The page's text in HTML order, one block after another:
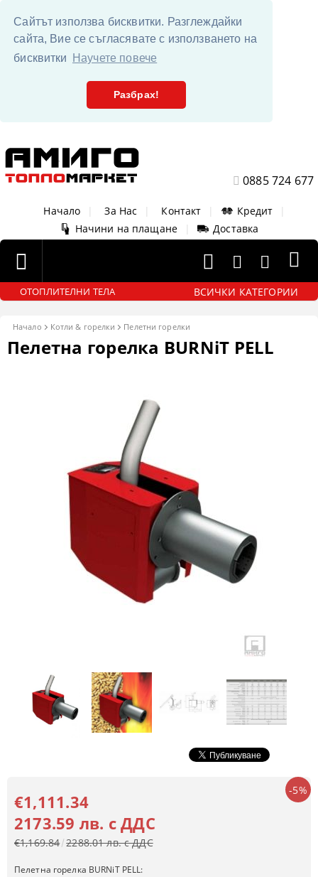
Сайтът използва бисквитки. Разглеждайки
сайта, Вие се съгласявате с използването на
бисквитки
Научете повече
Разбрах!
0885 724 677
Начало За Нас Контакт Кредит
Начини на плащане
Доставка
ОТОПЛИТЕЛНИ ТЕЛА ВСИЧКИ КАТЕГОРИИ
Начало Котли & горелки Пелетни горелки
Пелетна горелка BURNiT PELL
-5%
€1,111.34
2173.59 лв. с ДДС
€1,169.84 2288.01 лв. с ДДС
Пелетна горелка BURNiT PELL: